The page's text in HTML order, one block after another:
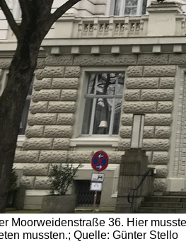
Moorweidenstraße 36. Hier
mussten.; Quelle: Günter Stello